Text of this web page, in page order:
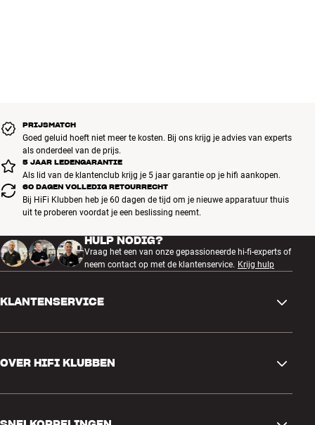
PRIJSMATCH
Goed geluid hoeft niet meer te kosten. Bij ons krijg je advies van experts
als onderdeel van de prijs.
5 JAAR LEDENGARANTIE
Als lid van de klantenclub krijg je 5 jaar garantie op je hifi aankopen.
60 DAGEN VOLLEDIG RETOURRECHT
Bij HiFi Klubben heb je 60 dagen de tijd om je nieuwe apparatuur thuis
uit te proberen voordat je een beslissing neemt.
HULP NODIG?
Vraag het een van onze gepassioneerde hi-fi-experts of
neem contact op met de klantenservice. Krijg hulp
KLANTENSERVICE
Ruilen en retourneren
OVER HIFI KLUBBEN